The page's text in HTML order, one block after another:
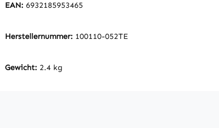
EAN: 6932185953465
Herstellernummer: 100110-052TE
Gewicht: 2.4 kg